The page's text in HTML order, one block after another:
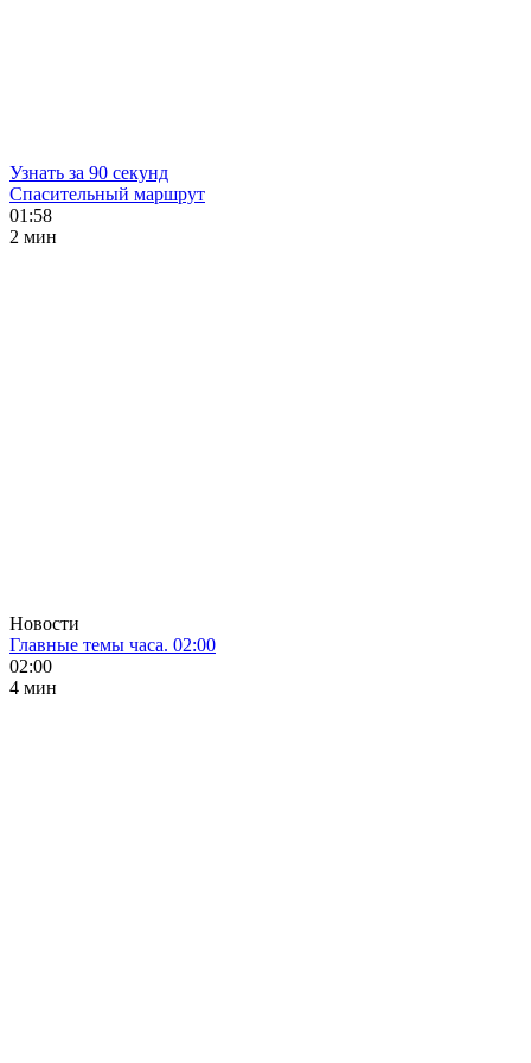
Узнать за 90 секунд
Спасительный маршрут
01:58
2 мин
Новости
Главные темы часа. 02:00
02:00
4 мин